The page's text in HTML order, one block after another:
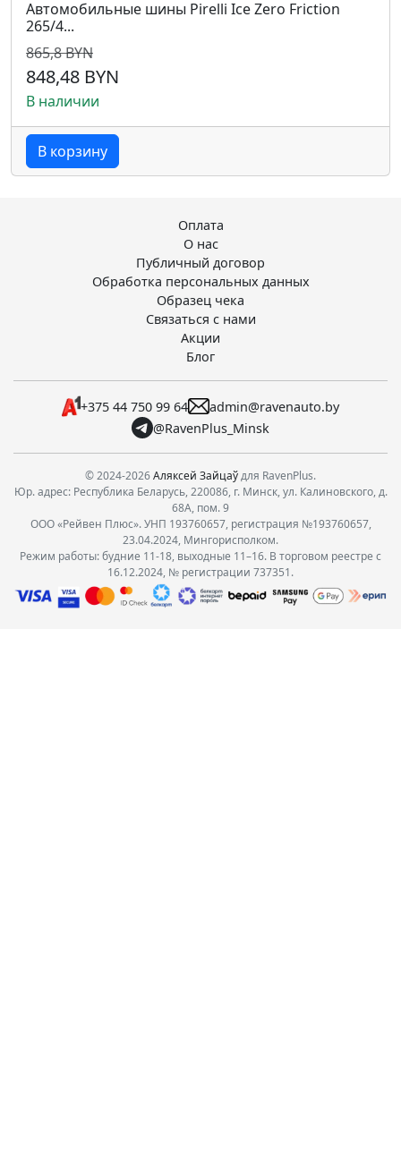
Автомобильные шины Pirelli Ice Zero Friction
265/4...
865,8 BYN
848,48 BYN
В наличии
В корзину
Оплата
О нас
Публичный договор
Обработка персональных данных
Образец чека
Связаться с нами
Акции
Блог
+375 44 750 99 64
admin@ravenauto.by
@RavenPlus_Minsk
© 2024-2026Аляксей Зайцаўдля RavenPlus.
Юр. адрес: Республика Беларусь, 220086, г. Минск, ул. Калиновского, д.
68А, пом. 9
ООО «Рейвен Плюс». УНП 193760657, регистрация №193760657,
23.04.2024, Мингорисполком.
Режим работы: будние 11-18, выходные 11–16. В торговом реестре с
16.12.2024, № регистрации 737351.